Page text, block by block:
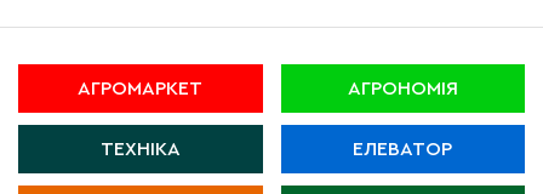
АГРОМАРКЕТ АГРОНОМІЯ
ТЕХНІКА ЕЛЕВАТОР